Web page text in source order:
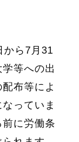
ら7月31
等への出
布等によ
っていま
に労働条